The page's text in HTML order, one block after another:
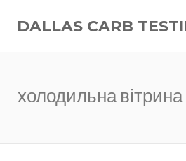
DALLAS CARB
холодильна